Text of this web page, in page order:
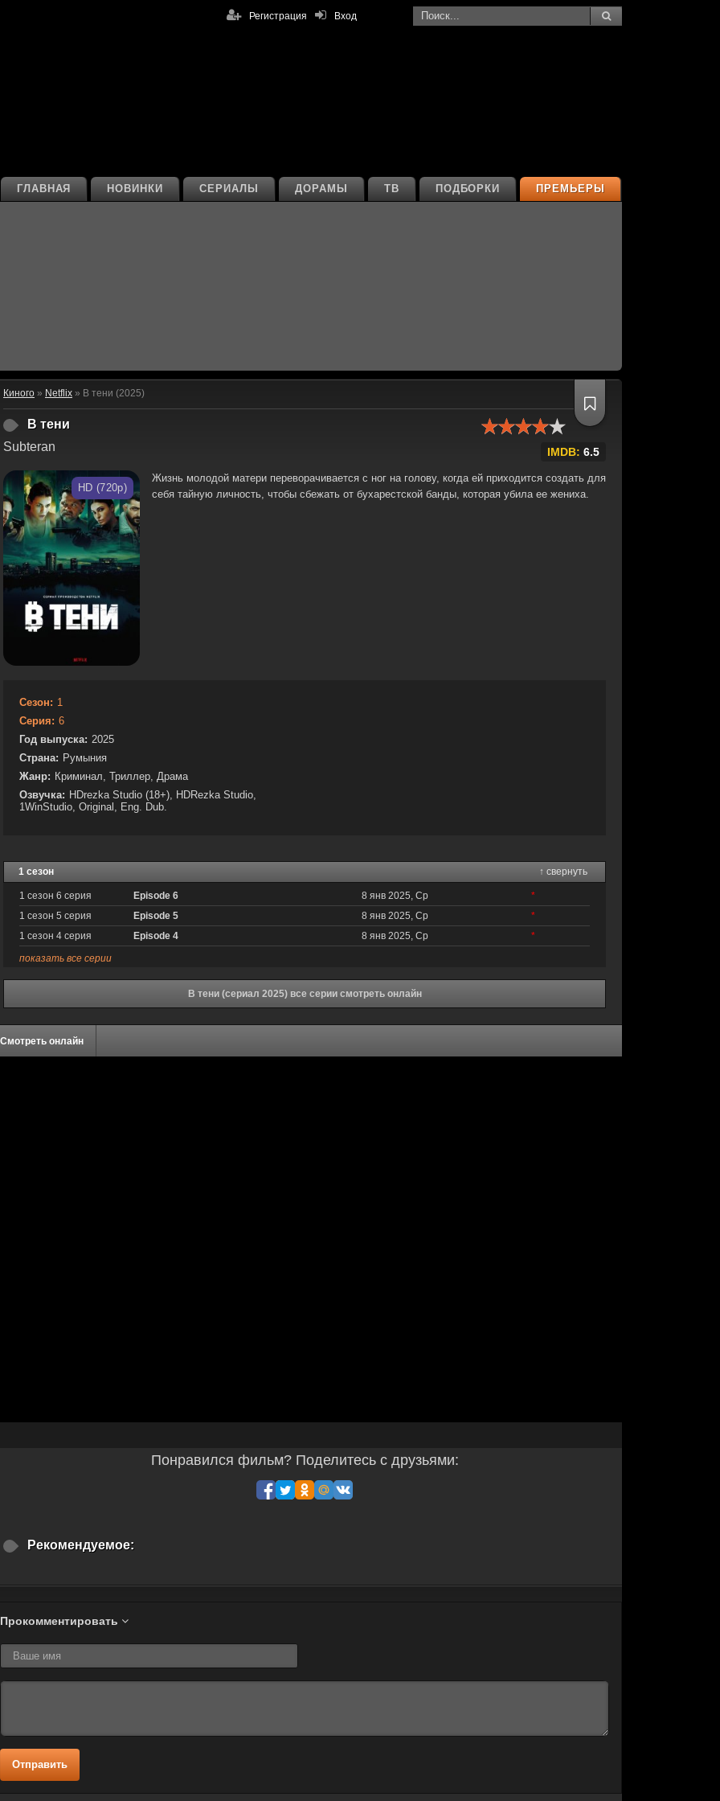
Вход
Регистрация
ПРЕМЬЕРЫ
ПОДБОРКИ
ТВ
ДОРАМЫ
СЕРИАЛЫ
НОВИНКИ
ГЛАВНАЯ
Киного » Netflix » В тени (2025)
В тени
Subteran
IMDB: 6.5
HD (720p)
Жизнь молодой матери переворачивается с ног на голову, когда ей приходится создать для
себя тайную личность, чтобы сбежать от бухарестской банды, которая убила ее жениха.
Сезон: 1
Серия: 6
Год выпуска: 2025
Страна: Румыния
Жанр: Криминал, Триллер, Драма
Озвучка: HDrezka Studio (18+), HDRezka Studio,
1WinStudio, Original, Eng. Dub.
1 сезон ↑ свернуть
1 сезон 6 серия Episode 6 8 янв 2025, Ср
*
1 сезон 5 серия
Episode 5 8 янв 2025, Ср
*
1 сезон 4 серия
Episode 4 8 янв 2025, Ср
*
показать все серии
В тени (сериал 2025) все серии смотреть онлайн
Смотреть онлайн
Понравился фильм? Поделитесь с друзьями:
Рекомендуемое:
Прокомментировать
Отправить